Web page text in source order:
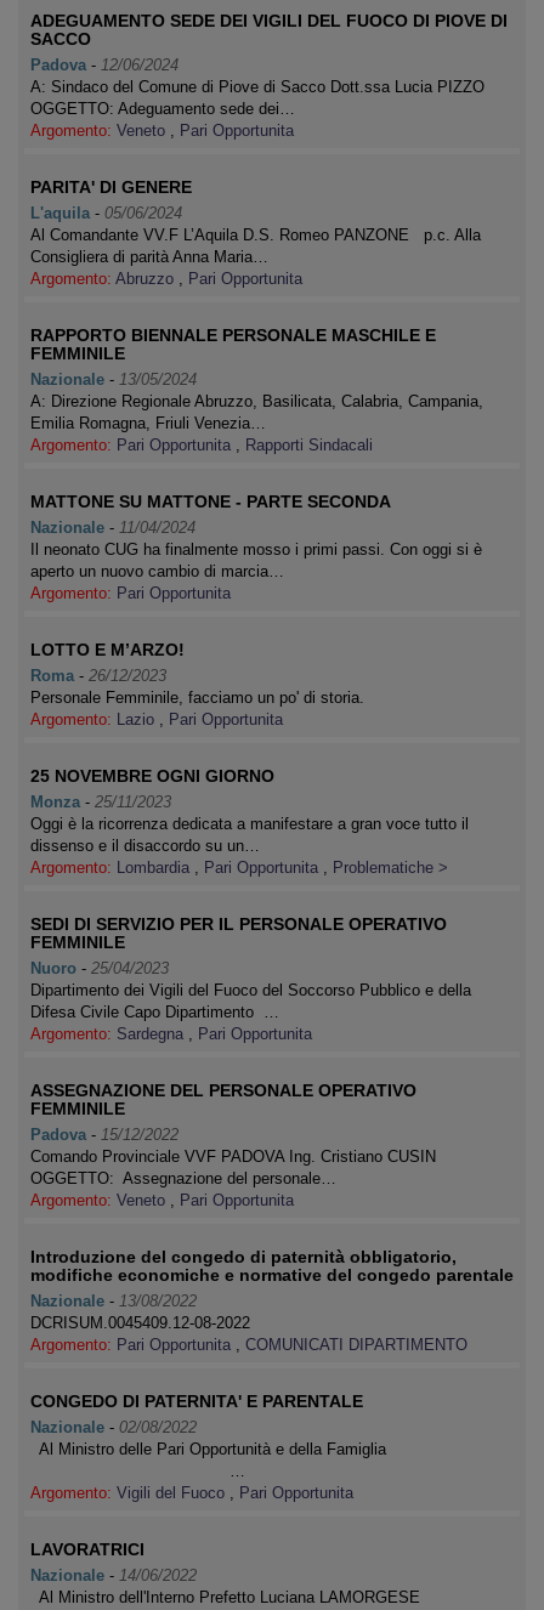
ADEGUAMENTO SEDE DEI VIGILI DEL FUOCO DI PIOVE DI
SACCO
Padova - 12/06/2024
A: Sindaco del Comune di Piove di Sacco Dott.ssa Lucia PIZZO
OGGETTO: Adeguamento sede dei…
Argomento: Veneto , Pari Opportunita
PARITA' DI GENERE
L'aquila - 05/06/2024
Al Comandante VV.F L’Aquila D.S. Romeo PANZONE p.c. Alla
Consigliera di parità Anna Maria…
Argomento: Abruzzo , Pari Opportunita
RAPPORTO BIENNALE PERSONALE MASCHILE E
FEMMINILE
Nazionale - 13/05/2024
A: Direzione Regionale Abruzzo, Basilicata, Calabria, Campania,
Emilia Romagna, Friuli Venezia…
Argomento: Pari Opportunita , Rapporti Sindacali
MATTONE SU MATTONE - PARTE SECONDA
Nazionale - 11/04/2024
Il neonato CUG ha finalmente mosso i primi passi. Con oggi si è
aperto un nuovo cambio di marcia…
Argomento: Pari Opportunita
LOTTO E M’ARZO!
Roma - 26/12/2023
Personale Femminile, facciamo un po' di storia.
Argomento: Lazio , Pari Opportunita
25 NOVEMBRE OGNI GIORNO
Monza - 25/11/2023
Oggi è la ricorrenza dedicata a manifestare a gran voce tutto il
dissenso e il disaccordo su un…
Argomento: Lombardia , Pari Opportunita , Problematiche >
SEDI DI SERVIZIO PER IL PERSONALE OPERATIVO
FEMMINILE
Nuoro - 25/04/2023
Dipartimento dei Vigili del Fuoco del Soccorso Pubblico e della
Difesa Civile Capo Dipartimento …
Argomento: Sardegna , Pari Opportunita
ASSEGNAZIONE DEL PERSONALE OPERATIVO
FEMMINILE
Padova - 15/12/2022
Comando Provinciale VVF PADOVA Ing. Cristiano CUSIN
OGGETTO: Assegnazione del personale…
Argomento: Veneto , Pari Opportunita
Introduzione del congedo di paternità obbligatorio,
modifiche economiche e normative del congedo parentale
Nazionale - 13/08/2022
DCRISUM.0045409.12-08-2022
Argomento: Pari Opportunita , COMUNICATI DIPARTIMENTO
CONGEDO DI PATERNITA' E PARENTALE
Nazionale - 02/08/2022
Al Ministro delle Pari Opportunità e della Famiglia
…
Argomento: Vigili del Fuoco , Pari Opportunita
LAVORATRICI
Nazionale - 14/06/2022
Al Ministro dell'Interno Prefetto Luciana LAMORGESE